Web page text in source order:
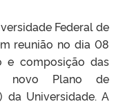
Federal de
reunião no dia 08
e composição das
novo Plano de
da Universidade. A